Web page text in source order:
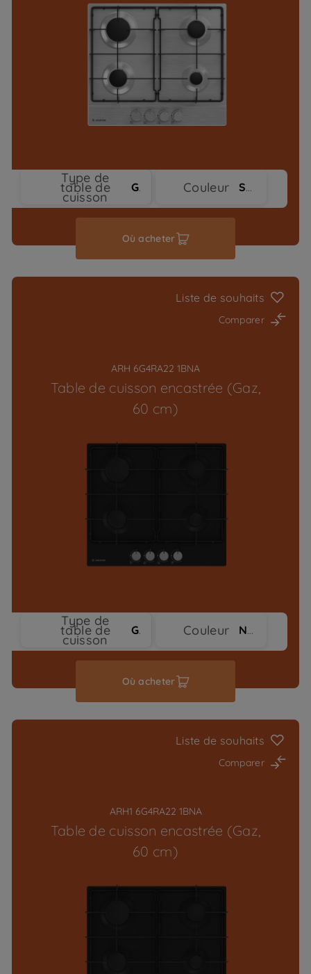
Type de
table de
cuisson
Couleur Stainless Steel
Où acheter
Liste de souhaits
Comparer
ARH 6G4RA22 1BNA
Table de cuisson encastrée (Gaz,
60 cm)
Type de
table de
cuisson
Couleur Noir
Où acheter
Liste de souhaits
Comparer
ARH1 6G4RA22 1BNA
Table de cuisson encastrée (Gaz,
60 cm)